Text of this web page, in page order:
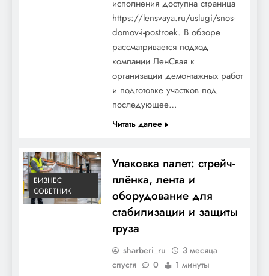
исполнения доступна страница
https://lensvaya.ru/uslugi/snos-
domov-i-postroek. В обзоре
рассматривается подход
компании ЛенСвая к
организации демонтажных работ
и подготовке участков под
последующее…
Читать далее
БИЗНЕС
СОВЕТНИК
Упаковка палет: стрейч-
плёнка, лента и
оборудование для
стабилизации и защиты
груза
sharberi_ru
3 месяца
спустя
0 1 минуты